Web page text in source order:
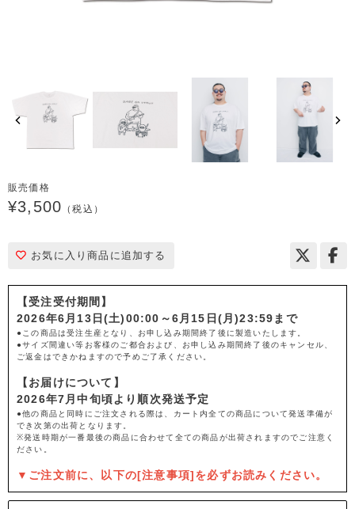
販売価格
¥3,500 （税込）
お気に入り商品に追加する
【受注受付期間】
2026年6月13日(土)00:00～6月15日(月)23:59まで
●この商品は受注生産となり、お申し込み期間終了後に製造いたします。
●サイズ間違い等お客様のご都合および、お申し込み期間終了後のキャンセル、
ご返金はできかねますので予めご了承ください。
【お届けについて】
2026年7月中旬頃より順次発送予定
●他の商品と同時にご注文される際は、カート内全ての商品について発送準備が
でき次第の出荷となります。
※発送時期が一番最後の商品に合わせて全ての商品が出荷されますのでご注意く
ださい。
▼ご注文前に、以下の[注意事項]を必ずお読みください。